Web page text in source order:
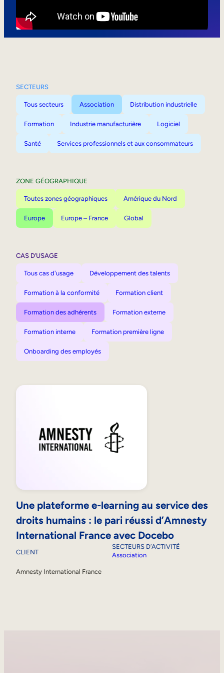
SECTEURS
Tous secteurs Association Distribution industrielle
Formation Industrie manufacturière Logiciel
Santé Services professionnels et aux consommateurs
ZONE GÉOGRAPHIQUE
Toutes zones géographiques Amérique du Nord
Europe Europe – France Global
CAS D’USAGE
Tous cas d'usage Développement des talents
Formation à la conformité Formation client
Formation des adhérents Formation externe
Formation interne Formation première ligne
Onboarding des employés
Une plateforme e-learning au service des
droits humains : le pari réussi d’Amnesty
International France avec Docebo
CLIENT
Amnesty International France
SECTEURS D’ACTIVITÉ
Association